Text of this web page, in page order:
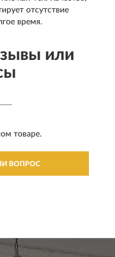
отсутствие
время.
или
товаре.
ВОПРОС